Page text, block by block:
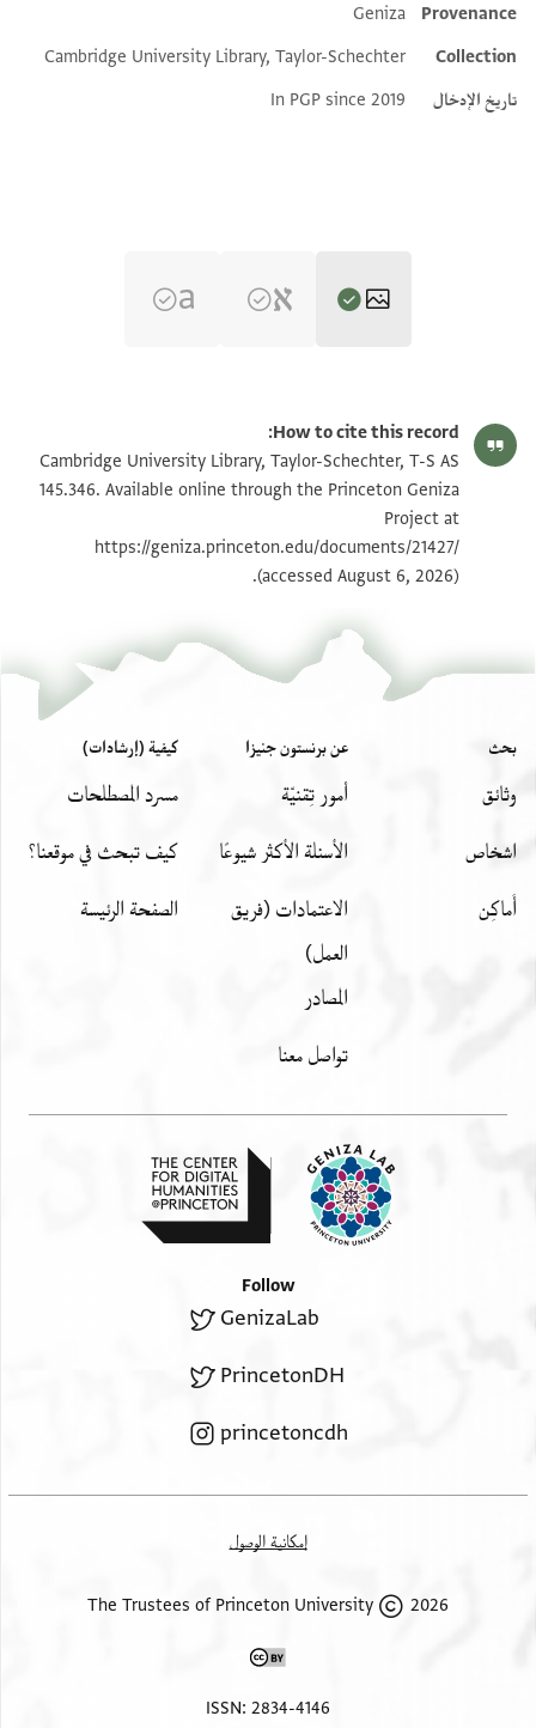
Additional metadata
Provenance
Geniza
Collection
Cambridge University Library, Taylor-Schechter
تاريخ الإدخال
In PGP since 2019
T-S AS 145.346 1v تكبير و تدوير
بيان أذونات الصورة
How to cite this record:
Cambridge University Library, Taylor-Schechter, T-S AS
145.346. Available online through the Princeton Geniza
Project at
https://geniza.princeton.edu/documents/21427/
(accessed August 6, 2026).
بحث
وثائق
اشخاص
أَماكِن
عن برنستون جنيزا
أمور تِقنيّة
الأسئلة الأكثر شيوعًا
الاعتمادات (فريق
العمل)
المصادر
تواصل معنا
كيفية (إرشادات)
مسرد المصطلحات
كيف تبحث في موقعنا؟
الصفحة الرئيسة
Follow
GenizaLab
PrincetonDH
princetoncdh
إمكانية الوصول
2026 The Trustees of Princeton University
ISSN: 2834-4146